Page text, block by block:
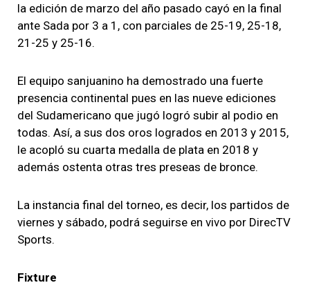
la edición de marzo del año pasado cayó en la final
ante Sada por 3 a 1 , con parciales de 25-19, 25-18,
21-25 y 25-16.
El equipo sanjuanino ha demostrado una fuerte
presencia continental pues en las nueve ediciones
del Sudamericano que jugó logró subir al podio en
todas. Así, a sus dos oros logrados en 2013 y 2015,
le acopló su cuarta medalla de plata en 2018 y
además ostenta otras tres preseas de bronce.
La instancia final del torneo, es decir, los partidos de
viernes y sábado, podrá seguirse en vivo por DirecTV
Sports.
Fixture